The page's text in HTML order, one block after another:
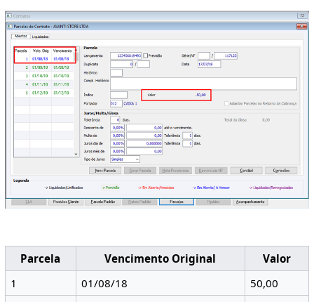
Parcela Vencimento Original
Valor
1
01/08/18
50,00